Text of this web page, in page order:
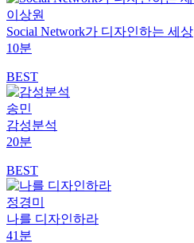
이상원
Social Network가 디자인하는 세상
10분
BEST
송민
감성분석
20분
BEST
정경미
나를 디자인하라
41분